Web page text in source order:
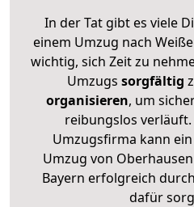
In der Tat gibt es viele
einem Umzug nach
wichtig, sich Zeit zu
Umzugs sorgfältig
organisieren, um
reibungslos
Umzugsfirma kann
Umzug von
Bayern erfolgreich
dafür